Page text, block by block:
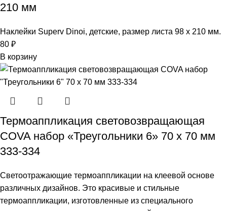
210 мм
Наклейки Superv Dinoi, детские, размер листа 98 х 210 мм.
80 ₽
В корзину
Термоаппликация световозвращающая
COVA набор «Треугольники 6» 70 х 70 мм
333-334
Светоотражающие термоаппликации на клеевой основе
различных дизайнов. Это красивые и стильные
термоаппликации, изготовленные из специального